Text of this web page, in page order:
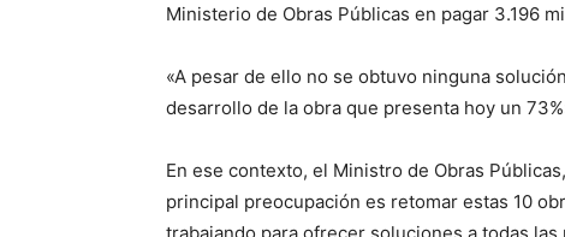
Ministerio de Obras Públicas en pagar 3.196
«A pesar de ello no se obtuvo ninguna
desarrollo de la obra que presenta hoy un
En ese contexto, el Ministro de Obras
principal preocupación es retomar estas 10